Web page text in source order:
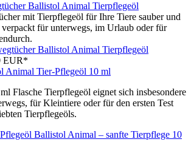
Ballistol Animal Tierpflegeöl
mit Tierpflegeöl für Ihre Tiere sauber und
verpackt für unterwegs, im Urlaub oder für
EUR*
Animal Tier-Pflegeöl 10 ml
Flasche Tierpflegeöl eignet sich insbesondere
für Kleintiere oder für den ersten Test
Tierpflegeöls.